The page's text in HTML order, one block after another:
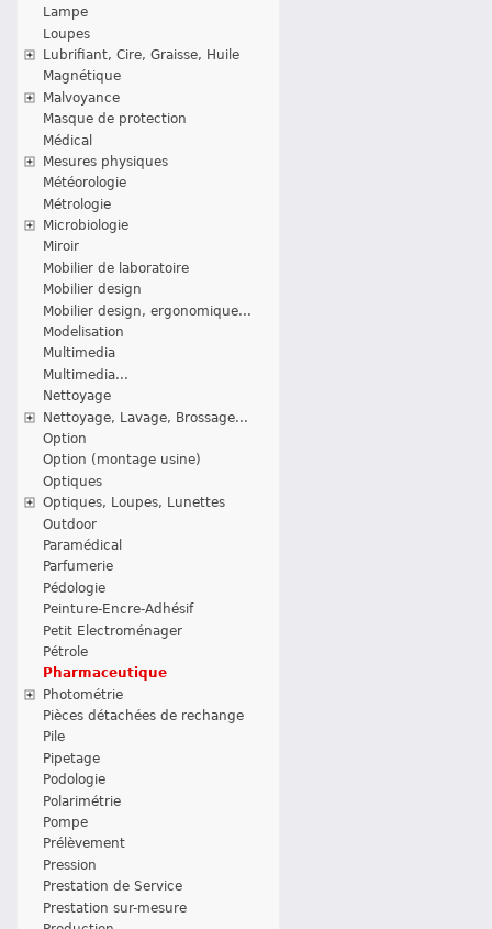
Lampe
Loupes
Lubrifiant, Cire, Graisse, Huile
Magnétique
Malvoyance
Masque de protection
Médical
Mesures physiques
Météorologie
Métrologie
Microbiologie
Miroir
Mobilier de laboratoire
Mobilier design
Mobilier design, ergonomique...
Modelisation
Multimedia
Multimedia...
Nettoyage
Nettoyage, Lavage, Brossage...
Option
Option (montage usine)
Optiques
Optiques, Loupes, Lunettes
Outdoor
Paramédical
Parfumerie
Pédologie
Peinture-Encre-Adhésif
Petit Electroménager
Pétrole
Pharmaceutique
Photométrie
Pièces détachées de rechange
Pile
Pipetage
Podologie
Polarimétrie
Pompe
Prélèvement
Pression
Prestation de Service
Prestation sur-mesure